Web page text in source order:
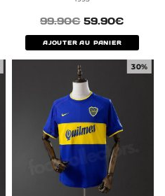
99.90€ 59.90€
AJOUTER AU PANIER
30%